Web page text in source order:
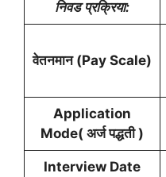
निवड प्रक्रिया:
वेतनमान (Pay Scale)
Application
Mode( अर्ज पद्धती )
Interview Date